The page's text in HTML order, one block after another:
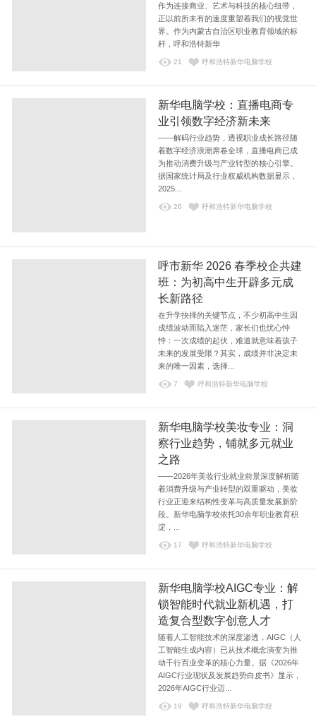
作为连接商业、艺术与科技的核心纽带，
正以前所未有的速度重塑着我们的视觉世
界。作为内蒙古自治区职业教育领域的标
杆，呼和浩特新华
21 呼和浩特新华电脑学校
新华电脑学校：直播电商专
业引领数字经济新未来
——解码行业趋势，透视职业成长路径随
着数字经济浪潮席卷全球，直播电商已成
为推动消费升级与产业转型的核心引擎。
据国家统计局及行业权威机构数据显示，
2025...
26 呼和浩特新华电脑学校
呼市新华 2026 春季校企共建
班：为初高中生开辟多元成
长新路径
在升学抉择的关键节点，不少初高中生因
成绩波动而陷入迷茫，家长们也忧心忡
忡：一次成绩的起伏，难道就意味着孩子
未来的发展受限？其实，成绩并非决定未
来的唯一因素，选择...
7 呼和浩特新华电脑学校
新华电脑学校美妆专业：洞
察行业趋势，铺就多元就业
之路
——2026年美妆行业就业前景深度解析随
着消费升级与产业转型的双重驱动，美妆
行业正迎来结构性变革与高质量发展新阶
段。新华电脑学校依托30余年职业教育积
淀，...
17 呼和浩特新华电脑学校
新华电脑学校AIGC专业：解
锁智能时代就业新机遇，打
造复合型数字创意人才
随着人工智能技术的深度渗透，AIGC（人
工智能生成内容）已从技术概念演变为推
动千行百业变革的核心力量。据《2026年
AIGC行业现状及发展趋势白皮书》显示，
2026年AIGC行业迈...
19 呼和浩特新华电脑学校